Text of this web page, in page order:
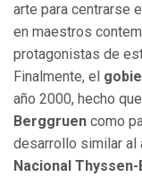
arte para centrarse
en maestros
protagonistas de
Finalmente, el
año 2000, hecho
Berggruen como
desarrollo similar al
Nacional